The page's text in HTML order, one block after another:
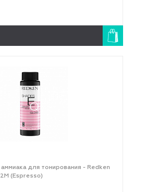
для тонирования - Redken
(Espresso)